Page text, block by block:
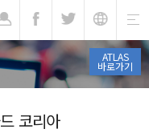
ATLAS
바로가기
코리아